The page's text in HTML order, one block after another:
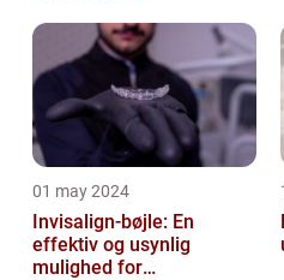
01 may 2024
Invisalign-bøjle: En
effektiv og usynlig
mulighed for